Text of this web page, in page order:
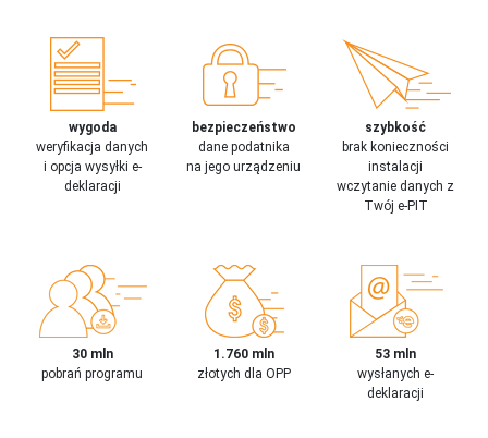
wygoda
weryfikacja danych
i opcja wysyłki e-
deklaracji
bezpieczeństwo
dane podatnika
na jego urządzeniu
szybkość
brak konieczności
instalacji
wczytanie danych z
Twój e-PIT
30 mln
pobrań programu
1.760 mln
złotych dla OPP
53 mln
wysłanych e-
deklaracji